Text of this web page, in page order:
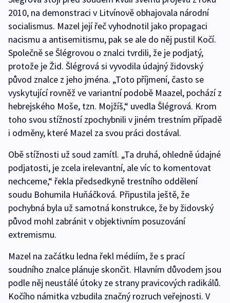
2010, na demonstraci v Litvínově obhajovala národní
socialismus. Mazel její řeč vyhodnotil jako propagaci
nacismu a antisemitismu, pak se ale do něj pustil Kočí.
Společně se Šlégrovou o znalci tvrdili, že je podjatý,
protože je Žid. Šlégrová si vyvodila údajný židovský
původ znalce z jeho jména. „Toto příjmení, často se
vyskytující rovněž ve variantní podobě Maazel, pochází z
hebrejského Moše, tzn. Mojžíš,“ uvedla Šlégrová. Krom
toho svou stížností zpochybnili v jiném trestním případě
i odměny, které Mazel za svou práci dostával.
Obě stížnosti už soud zamítl. „Ta druhá, ohledně údajné
podjatosti, je zcela irelevantní, ale víc to komentovat
nechceme,“ řekla předsedkyně trestního oddělení
soudu Bohumila Huňáčková. Připustila ještě, že
pochybná byla už samotná konstrukce, že by židovský
původ mohl zabránit v objektivním posuzování
extremismu.
Mazel na začátku ledna řekl médiím, že s prací
soudního znalce plánuje skončit. Hlavním důvodem jsou
podle něj neustálé útoky ze strany pravicových radikálů.
Kočího námitka vzbudila značný rozruch veřejnosti. V